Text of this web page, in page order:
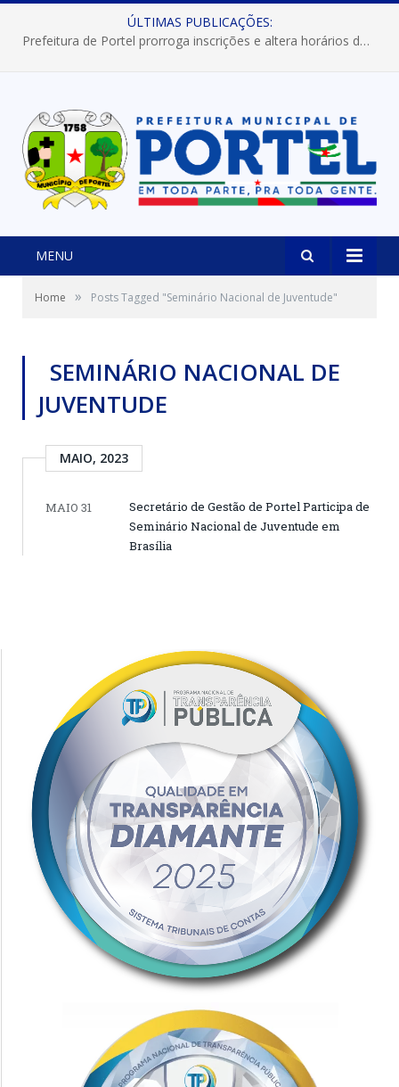
ÚLTIMAS PUBLICAÇÕES:
Prefeitura de Portel prorroga inscrições e altera horários dos concursos “Musa” e “Miss Mix Verão 2026”
MENU
Home » Posts Tagged "Seminário Nacional de Juventude"
SEMINÁRIO NACIONAL DE
JUVENTUDE
MAIO, 2023
MAIO 31
Secretário de Gestão de Portel Participa de
Seminário Nacional de Juventude em
Brasília